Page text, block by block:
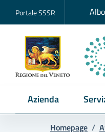
Portale SSSR
Azienda
Homepage /